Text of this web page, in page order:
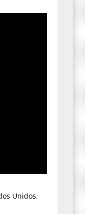
Unidos,